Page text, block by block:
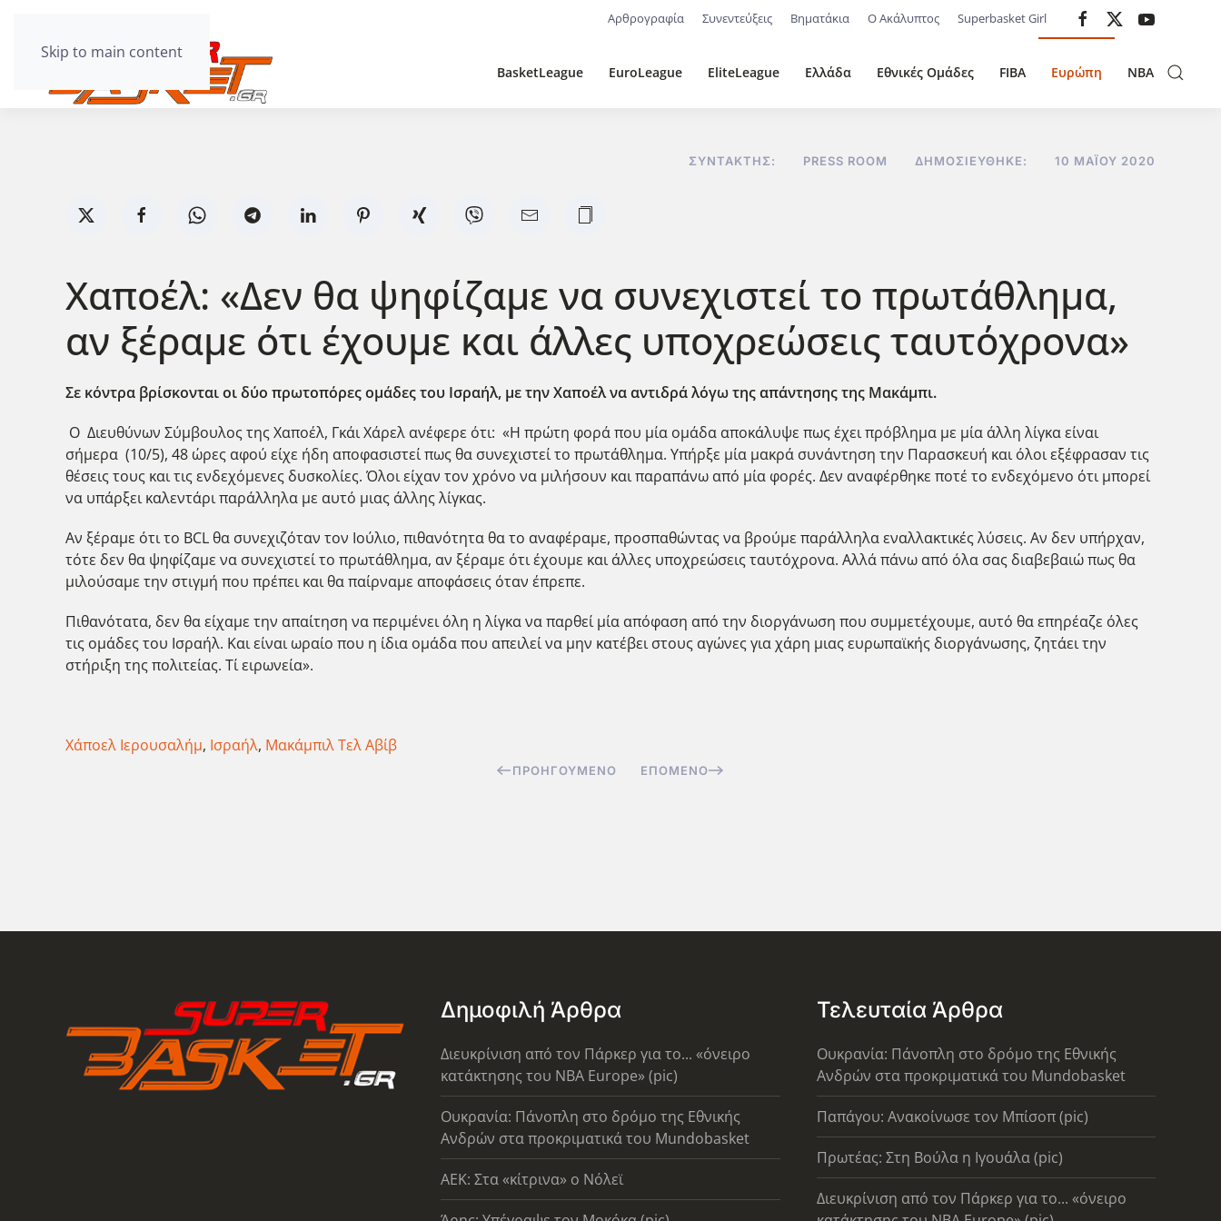
Skip to main content
Αρθρογραφία Συνεντεύξεις Βηματάκια Ο Ακάλυπτος Superbasket Girl
BasketLeague EuroLeague EliteLeague Ελλάδα Εθνικές Ομάδες FIBA Ευρώπη NBA
ΣΥΝΤΆΚΤΗΣ: PRESS ROOM ΔΗΜΟΣΙΕΎΘΗΚΕ: 10 ΜΑΪ́ΟΥ 2020
Χαποέλ: «Δεν θα ψηφίζαμε να συνεχιστεί το πρωτάθλημα,
αν ξέραμε ότι έχουμε και άλλες υποχρεώσεις ταυτόχρονα»
Σε κόντρα βρίσκονται οι δύο πρωτοπόρες ομάδες του Ισραήλ, με την Χαποέλ να αντιδρά λόγω της απάντησης της Μακάμπι.
Ο Διευθύνων Σύμβουλος της Χαποέλ, Γκάι Χάρελ ανέφερε ότι: «Η πρώτη φορά που μία ομάδα αποκάλυψε πως έχει πρόβλημα με μία άλλη λίγκα είναι
σήμερα (10/5), 48 ώρες αφού είχε ήδη αποφασιστεί πως θα συνεχιστεί το πρωτάθλημα. Υπήρξε μία μακρά συνάντηση την Παρασκευή και όλοι εξέφρασαν τις
θέσεις τους και τις ενδεχόμενες δυσκολίες. Όλοι είχαν τον χρόνο να μιλήσουν και παραπάνω από μία φορές. Δεν αναφέρθηκε ποτέ το ενδεχόμενο ότι μπορεί
να υπάρξει καλεντάρι παράλληλα με αυτό μιας άλλης λίγκας.
Αν ξέραμε ότι το BCL θα συνεχιζόταν τον Ιούλιο, πιθανότητα θα το αναφέραμε, προσπαθώντας να βρούμε παράλληλα εναλλακτικές λύσεις. Αν δεν υπήρχαν,
τότε δεν θα ψηφίζαμε να συνεχιστεί το πρωτάθλημα, αν ξέραμε ότι έχουμε και άλλες υποχρεώσεις ταυτόχρονα. Αλλά πάνω από όλα σας διαβεβαιώ πως θα
μιλούσαμε την στιγμή που πρέπει και θα παίρναμε αποφάσεις όταν έπρεπε.
Πιθανότατα, δεν θα είχαμε την απαίτηση να περιμένει όλη η λίγκα να παρθεί μία απόφαση από την διοργάνωση που συμμετέχουμε, αυτό θα επηρέαζε όλες
τις ομάδες του Ισραήλ. Και είναι ωραίο που η ίδια ομάδα που απειλεί να μην κατέβει στους αγώνες για χάρη μιας ευρωπαϊκής διοργάνωσης, ζητάει την
στήριξη της πολιτείας. Τί ειρωνεία».
Χάποελ Ιερουσαλήμ, Ισραήλ, Μακάμπιλ Τελ Αβίβ
ΠΡΟΗΓΟΎΜΕΝΟ ΕΠΌΜΕΝΟ
Δημοφιλή Άρθρα
Διευκρίνιση από τον Πάρκερ για το... «όνειρο
κατάκτησης του ΝΒΑ Europe» (pic)
Ουκρανία: Πάνοπλη στο δρόμο της Εθνικής
Ανδρών στα προκριματικά του Mundobasket
AEK: Στα «κίτρινα» ο Νόλεϊ
Τελευταία Άρθρα
Ουκρανία: Πάνοπλη στο δρόμο της Εθνικής
Ανδρών στα προκριματικά του Mundobasket
Παπάγου: Ανακοίνωσε τον Μπίσοπ (pic)
Πρωτέας: Στη Βούλα η Ιγουάλα (pic)
Διευκρίνιση από τον Πάρκερ για το... «όνειρο